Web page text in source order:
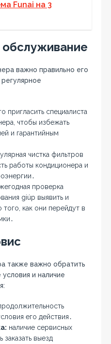
Funai на 3
важно правильно его
пригласить специалиста
чтобы избежать
и гарантийным
чистка фильтров
работы кондиционера и
проверка
giúp выявить и
как они перейдут в
также важно обратить
и наличие
его действия․
наличие сервисных
выезд